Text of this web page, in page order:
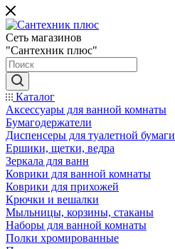
Сеть магазинов
"Сантехник плюс"
Каталог
Аксессуары для ванной комнаты
Бумагодержатели
Диспенсеры для туалетной бумаги
Ершики, щетки, ведра
Зеркала для ванн
Коврики для ванной комнаты
Коврики для прихожей
Крючки и вешалки
Мыльницы, корзины, стаканы
Наборы для ванной комнаты
Полки хромированные